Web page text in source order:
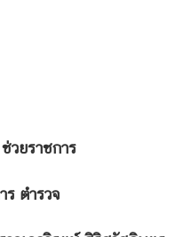
ราชการ
ตำรวจ